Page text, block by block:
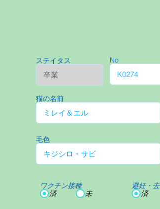
ステイタス No
猫の名前
毛色
ワクチン接種
済
未
避妊・
済